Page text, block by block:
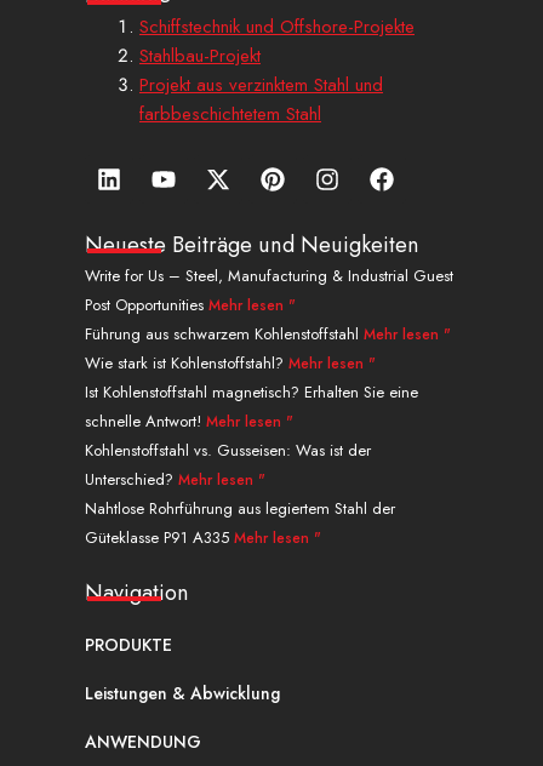
Schiffstechnik und Offshore-Projekte
Stahlbau-Projekt
Projekt aus verzinktem Stahl und
farbbeschichtetem Stahl
L
i
k
e
d
i
n
Y
o
t
b
e
X
-
w
i
t
t
e
r
P
i
t
e
r
e
s
t
I
n
t
a
g
a
m
a
u
f
c
b
o
Neueste Beiträge und Neuigkeiten
Write for Us – Steel, Manufacturing & Industrial Guest
Post Opportunities Mehr lesen "
Führung aus schwarzem Kohlenstoffstahl Mehr lesen "
Wie stark ist Kohlenstoffstahl? Mehr lesen "
Ist Kohlenstoffstahl magnetisch? Erhalten Sie eine
schnelle Antwort! Mehr lesen "
Kohlenstoffstahl vs. Gusseisen: Was ist der
Unterschied? Mehr lesen "
Nahtlose Rohrführung aus legiertem Stahl der
Güteklasse P91 A335 Mehr lesen "
Navigation
PRODUKTE
Leistungen & Abwicklung
ANWENDUNG